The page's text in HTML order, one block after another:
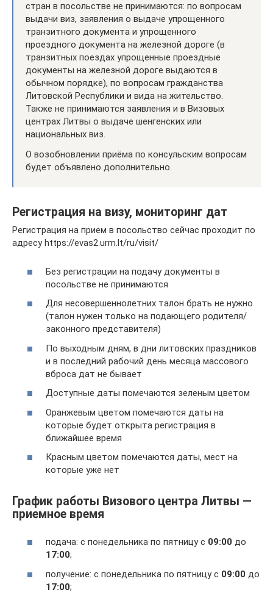
стран в посольстве не принимаются: по вопросам
выдачи виз, заявления о выдаче упрощенного
транзитного документа и упрощенного
проездного документа на железной дороге (в
транзитных поездах упрощенные проездные
документы на железной дороге выдаются в
обычном порядке), по вопросам гражданства
Литовской Республики и вида на жительство.
Также не принимаются заявления и в Визовых
центрах Литвы о выдаче шенгенских или
национальных виз.
О возобновлении приёма по консульским вопросам
будет объявлено дополнительно.
Регистрация на визу, мониторинг дат
Регистрация на прием в посольство сейчас проходит по
адресу https://evas2.urm.lt/ru/visit/
Без регистрации на подачу документы в
посольстве не принимаются
Для несовершеннолетних талон брать не нужно
(талон нужен только на подающего родителя/
законного представителя)
По выходным дням, в дни литовских праздников
и в последний рабочий день месяца массового
вброса дат не бывает
Доступные даты помечаются зеленым цветом
Оранжевым цветом помечаются даты на
которые будет открыта регистрация в
ближайшее время
Красным цветом помечаются даты, мест на
которые уже нет
График работы Визового центра Литвы —
приемное время
подача: с понедельника по пятницу с 09:00 до
17:00;
получение: с понедельника по пятницу с 09:00 до
17:00;